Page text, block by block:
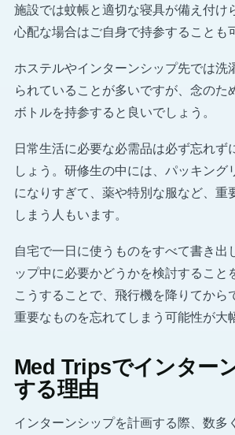
施設では蚊帳と適切な寝具が備え付け
心配な場合はご自身で持参することも
ホステルやインターンシップ先では洗
られていることが多いですが、念のた
ボトルを持参すると良いでしょう。
日常生活に必要な必需品は必ず忘れず
しょう。研修生の中には、パッキング
になりすぎて、薬や特別な服など、重
しまう人もいます。
自宅で一日に使うものをすべて書き出
ップ中に必要かどうかを検討すること
こうすることで、飛行機を降りてから
重要なものを忘れてしまう可能性が大
Med Tripsでインター
する理由
インターンシップを計画する際、数多